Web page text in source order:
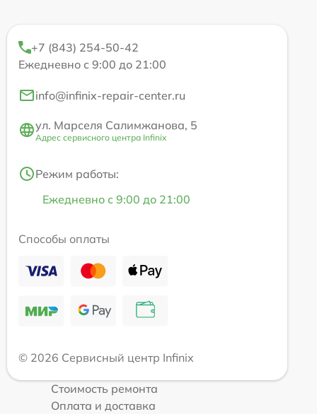
+7 (843) 254-50-42
Ежедневно с 9:00 до 21:00
info@infinix-repair-center.ru
ул. Марселя Салимжанова, 5
Адрес сервисного центра Infinix
Режим работы:
Ежедневно с 9:00 до 21:00
Способы оплаты
© 2026 Сервисный центр Infinix
Стоимость ремонта
Оплата и доставка